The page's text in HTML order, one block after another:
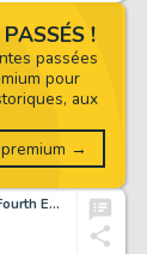
Mark Gibbons Warhammer Armies Fourth Edition "Zombies" Page 56 Illustration Original Art (Games Workshop, 1994).
!
passées
pour
aux
→